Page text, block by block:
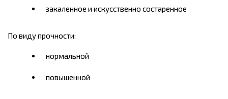
закаленное и искусственно состаренное
По виду прочности:
нормальной
повышенной